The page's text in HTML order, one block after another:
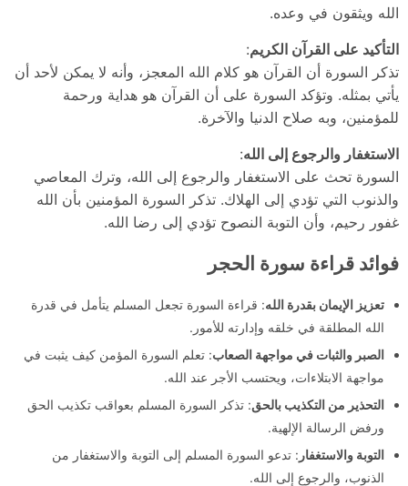
الله ويثقون في وعده.
التأكيد على القرآن الكريم:
تذكر السورة أن القرآن هو كلام الله المعجز، وأنه لا يمكن لأحد أن
يأتي بمثله. وتؤكد السورة على أن القرآن هو هداية ورحمة
للمؤمنين، وبه صلاح الدنيا والآخرة.
الاستغفار والرجوع إلى الله:
السورة تحث على الاستغفار والرجوع إلى الله، وترك المعاصي
والذنوب التي تؤدي إلى الهلاك. تذكر السورة المؤمنين بأن الله
غفور رحيم، وأن التوبة النصوح تؤدي إلى رضا الله.
فوائد قراءة سورة الحجر
تعزيز الإيمان بقدرة الله: قراءة السورة تجعل المسلم يتأمل في قدرة
الله المطلقة في خلقه وإدارته للأمور.
الصبر والثبات في مواجهة الصعاب: تعلم السورة المؤمن كيف يثبت في
مواجهة الابتلاءات، ويحتسب الأجر عند الله.
التحذير من التكذيب بالحق: تذكر السورة المسلم بعواقب تكذيب الحق
ورفض الرسالة الإلهية.
التوبة والاستغفار : تدعو السورة المسلم إلى التوبة والاستغفار من
الذنوب، والرجوع إلى الله.